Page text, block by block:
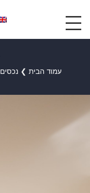
עמוד הבית ❯ נכסים